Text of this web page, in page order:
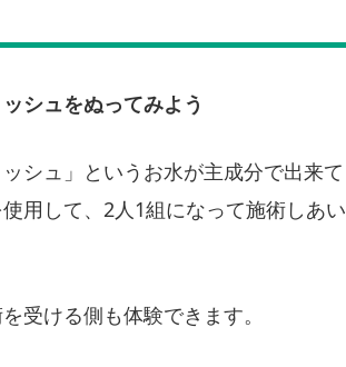
シュをぬってみよう
ッシュ」というお水が主成分で出来て
用して、2人1組になって施術しあい
受ける側も体験できます。